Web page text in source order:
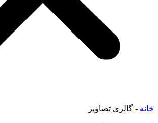
خانه - گالری تصاویر